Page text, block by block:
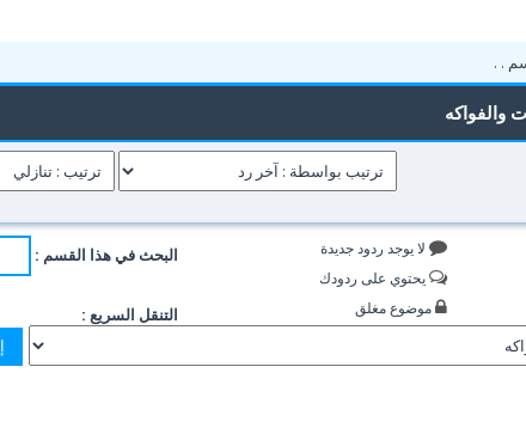
. .
لا يوجد ردود جديدة
يحتوي على ردودك
موضوع مغلق
البحث في هذا القسم :
التنقل السريع :